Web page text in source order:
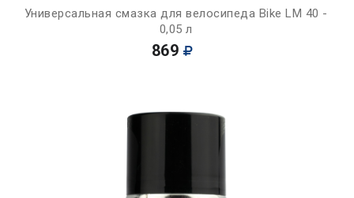
Универсальная смазка для велосипеда Bike LM 40 -
0,05 л
869